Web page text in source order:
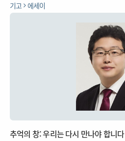
기고 에세이
추억의 창: 우리는 다시 만나야 합니다